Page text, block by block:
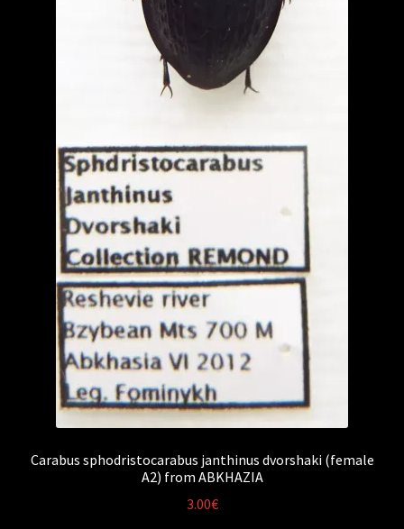
Carabus sphodristocarabus janthinus dvorshaki (female
A2) from ABKHAZIA
3.00€